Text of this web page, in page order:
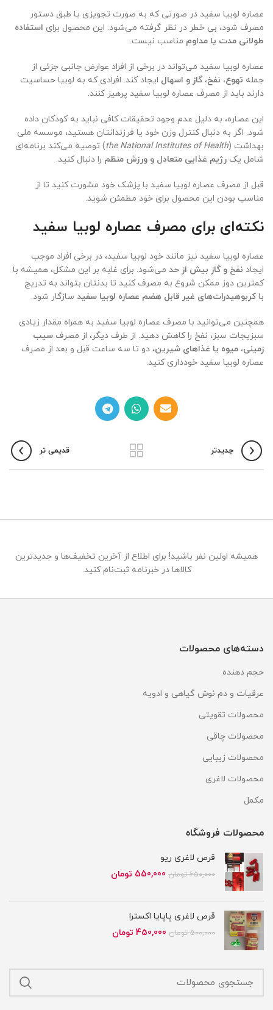
عصاره لوبیا سفید در صورتی که به صورت تجویزی یا طبق دستور
مصرف شود، بی خطر در نظر گرفته می‌شود. این محصول برای استفاده
طولانی مدت یا مداوم مناسب نیست.
عصاره لوبیا سفید می‌تواند در برخی از افراد عوارض جانبی جزئی از
جمله تهوع، نفخ، گاز و اسهال ایجاد کند. افرادی که به لوبیا حساسیت
دارند باید از مصرف عصاره لوبیا سفید پرهیز کنند.
این عصاره، به دلیل عدم وجود تحقیقات کافی نباید به کودکان داده
شود. اگر به دنبال کنترل وزن خود یا فرزندانتان هستید، موسسه ملی
بهداشت (the National Institutes of Health) توصیه می‌کند برنامه‌ای
شامل یک رژیم غذایی متعادل و ورزش منظم را دنبال کنید.
قبل از مصرف عصاره لوبیا سفید با پزشک خود مشورت کنید تا از
مناسب بودن این محصول برای خود مطمئن شوید.
نکته‌ای برای مصرف عصاره لوبیا سفید
عصاره لوبیا سفید نیز مانند خود لوبیا سفید، در برخی افراد موجب
ایجاد نفخ و گاز بیش از حد می‌شود. برای غلبه بر این مشکل، همیشه با
کمترین دوز ممکن شروع به مصرف کنید تا بدنتان بتواند به تدریج
باکربوهیدرات‌های غیر قابل هضم عصاره لوبیا سفید سازگار شود.
همچنین می‌توانید با مصرف عصاره لوبیا سفید به همراه مقدار زیادی
سبزیجات سبز، نفخ را کاهش دهید. از طرف دیگر، از مصرف سیب
زمینی، میوه یا غذاهای شیرین، دو تا سه ساعت قبل و بعد از مصرف
عصاره لوبیا سفید خودداری کنید.
جدیدتر قدیمی تر
همیشه اولین نفر باشید! برای اطلاع از آخرین تخفیف‌ها و جدیدترین
کالاها در خبرنامه ثبت‌نام کنید.
دسته‌های محصولات
حجم دهنده
عرقیات و دم نوش گیاهی و ادویه
محصولات تقویتی
محصولات چاقی
محصولات زیبایی
محصولات لاغری
مکمل
محصولات فروشگاه
قرص لاغری ریو
650,000 تومان قیمت
550,000 تومان
قرص لاغری پاپایا اکسترا
500,000 تومان قیمت
بود.
450,000 تومان
است.